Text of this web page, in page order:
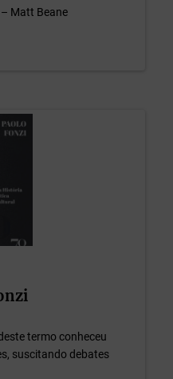
Matt Beane
termo conheceu
suscitando debates